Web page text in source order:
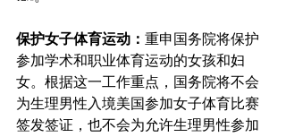
保护女子体育运动： 重申国务院将保护
参加学术和职业体育运动的女孩和妇
女。根据这一工作重点，国务院将不会
为生理男性入境美国参加女子体育比赛
签发签证，也不会为允许生理男性参加